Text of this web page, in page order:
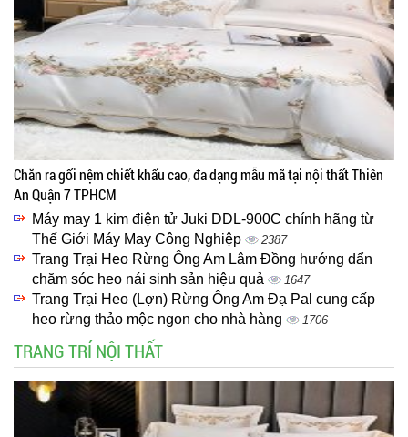
Chăn ra gối nệm chiết khấu cao, đa dạng mẫu mã tại nội thất Thiên
An Quận 7 TPHCM
Máy may 1 kim điện tử Juki DDL-900C chính hãng từ
Thế Giới Máy May Công Nghiệp
2387
Trang Trại Heo Rừng Ông Am Lâm Đồng hướng dẩn
chăm sóc heo nái sinh sản hiệu quả
1647
Trang Trại Heo (Lợn) Rừng Ông Am Đạ Pal cung cấp
heo rừng thảo mộc ngon cho nhà hàng
1706
TRANG TRÍ NỘI THẤT